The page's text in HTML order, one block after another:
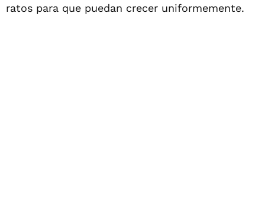
ratos para que puedan crecer uniformemente.